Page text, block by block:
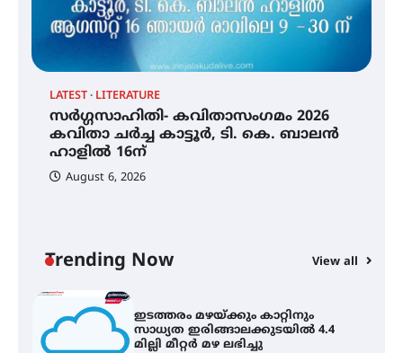
LATEST LITERATURE
സർഗ്ഗസാഹിതി- കവിതാസംഗമം 2026
കവിതാ ചർച്ച കാട്ടൂർ, ടി. കെ. ബാലൻ
ഹാളിൽ 16ന്
August 6, 2026
Trending Now View all
തായ് ചി – ക്വിഗോങ്ങ്
പരിചയപ്പെടാം
തേലപ്പിളളി പാറേമൽ വറീത്
തോമാസ് (69) അന്തരിച്ചു
ഇടത്തരം മഴയ്ക്കും കാറ്റിനും
സാധ്യത ഇരിങ്ങാലക്കുടയിൽ 4.4
മില്ലി മീറ്റർ മഴ ലഭിച്ചു